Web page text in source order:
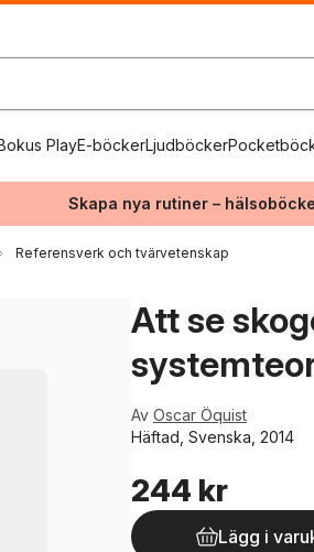
PlayE-böckerLjudböcker
Skapa nya rutiner –
Referensverk och tvärvetenskap
Att se
Av Oscar Öquist
Häftad, Svenska, 2014
244 kr
Lägg i